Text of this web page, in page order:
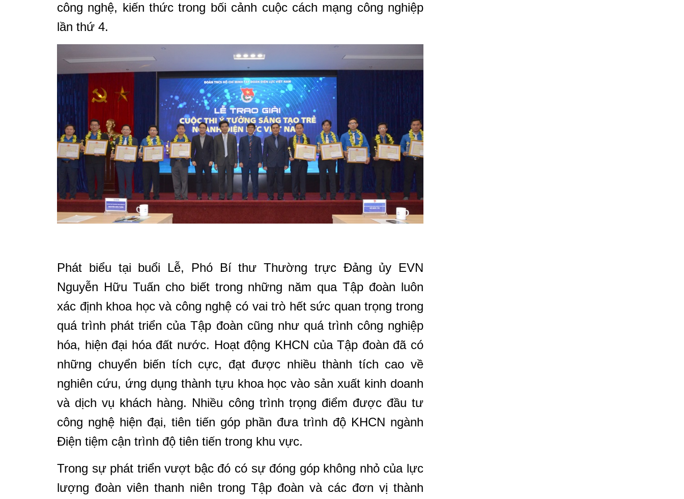
công nghệ, kiến thức trong bối cảnh cuộc cách mạng công nghiệp
lần thứ 4.
Phát biểu tại buổi Lễ, Phó Bí thư Thường trực Đảng ủy EVN
Nguyễn Hữu Tuấn cho biết trong những năm qua Tập đoàn luôn
xác định khoa học và công nghệ có vai trò hết sức quan trọng trong
quá trình phát triển của Tập đoàn cũng như quá trình công nghiệp
hóa, hiện đại hóa đất nước. Hoạt động KHCN của Tập đoàn đã có
những chuyển biến tích cực, đạt được nhiều thành tích cao về
nghiên cứu, ứng dụng thành tựu khoa học vào sản xuất kinh doanh
và dịch vụ khách hàng. Nhiều công trình trọng điểm được đầu tư
công nghệ hiện đại, tiên tiến góp phần đưa trình độ KHCN ngành
Điện tiệm cận trình độ tiên tiến trong khu vực.
Trong sự phát triển vượt bậc đó có sự đóng góp không nhỏ của lực
lượng đoàn viên thanh niên trong Tập đoàn và các đơn vị thành